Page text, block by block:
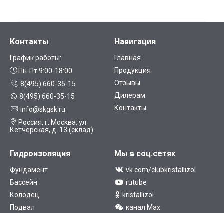
Контакты
График работы:
Пн-Пт 9:00-18:00
8(495) 660-35-15
8(495) 660-35-15
info@skgsk.ru
Россия, г. Москва, ул.
Кетчерская, д. 13 (склад)
Навигация
Главная
Продукция
Отзывы
Дилерам
Контакты
Гидроизоляция
Фундамент
Бассейн
Колодец
Подвал
Мы в соц.сетях
vk.com/clubkristallizol
rutube
kristallizol
канал Max